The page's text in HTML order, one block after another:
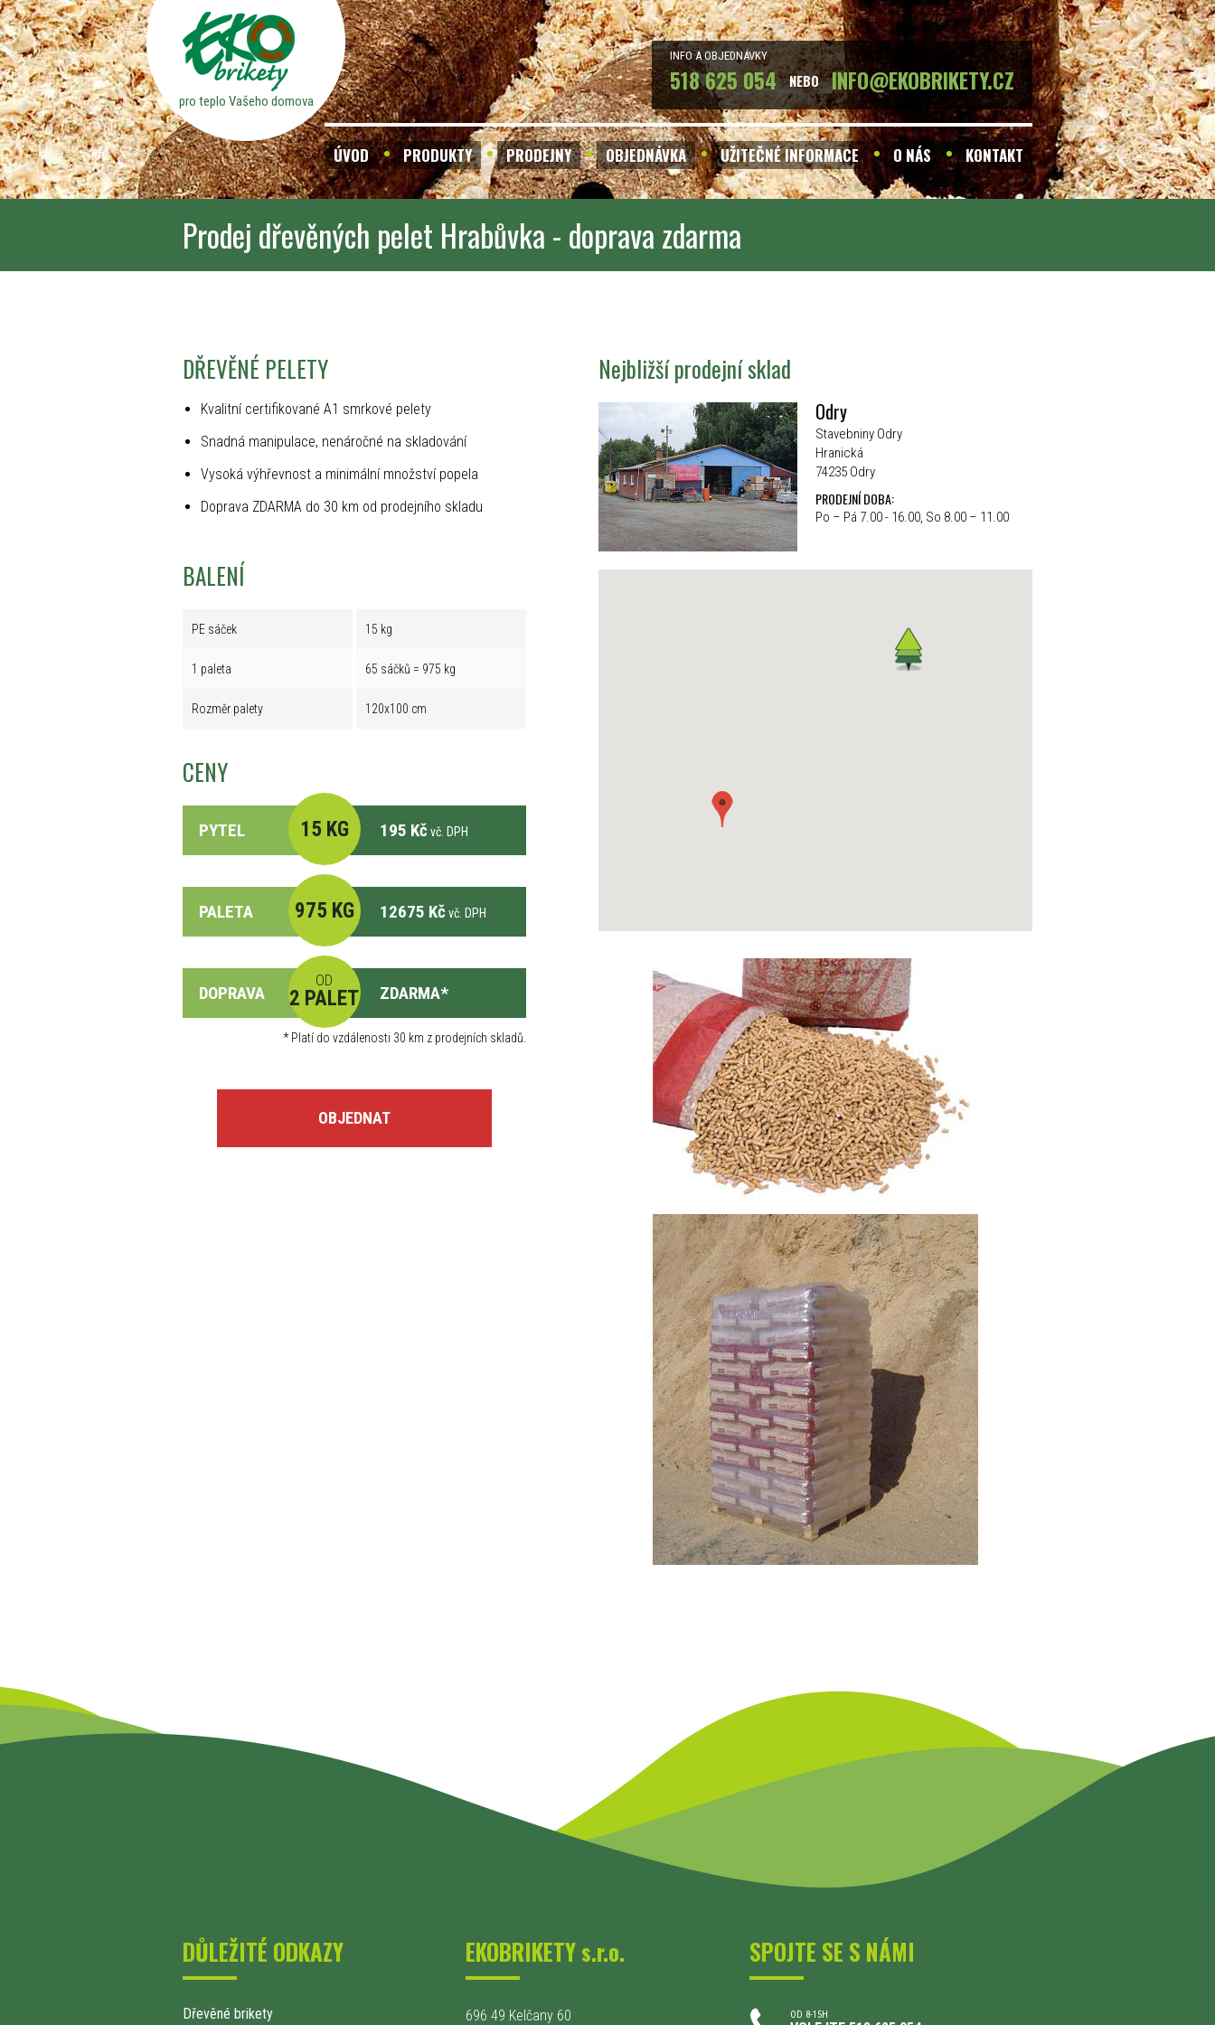
pro teplo Vašeho domova
INFO A OBJEDNÁVKY
518 625 054 NEBO INFO@EKOBRIKETY.CZ
ÚVOD PRODUKTY PRODEJNY OBJEDNÁVKA UŽITEČNÉ INFORMACE O NÁS KONTAKT
Prodej dřevěných pelet Hrabůvka - doprava zdarma
DŘEVĚNÉ PELETY
Kvalitní certifikované A1 smrkové pelety
Snadná manipulace, nenáročné na skladování
Vysoká výhřevnost a minimální množství popela
Doprava ZDARMA do 30 km od prodejního skladu
BALENÍ
PE sáček 15 kg
1 paleta 65 sáčků = 975 kg
Rozměr palety 120x100 cm
CENY
PYTEL 15 KG 195 Kč vč. DPH
PALETA 975 KG 12675 Kč vč. DPH
DOPRAVA
OD
2 PALET ZDARMA*
*Platí do vzdálenosti 30 km z prodejních skladů.
OBJEDNAT
Nejbližší prodejní sklad
Odry
Stavebniny Odry
Hranická
74235 Odry
PRODEJNÍ DOBA:
Po – Pá 7.00 - 16.00, So 8.00 – 11.00
DŮLEŽITÉ ODKAZY
Dřevěné brikety
EKOBRIKETY s.r.o.
696 49 Kelčany 60
SPOJTE SE S NÁMI
OD 8-15H